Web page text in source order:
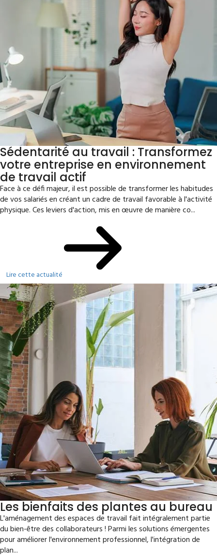
Sédentarité au travail : Transformez
votre entreprise en environnement
de travail actif
Face à ce défi majeur, il est possible de transformer les habitudes
de vos salariés en créant un cadre de travail favorable à l'activité
physique. Ces leviers d'action, mis en œuvre de manière co...
Lire cette actualité
Les bienfaits des plantes au bureau
L'aménagement des espaces de travail fait intégralement partie
du bien-être des collaborateurs ! Parmi les solutions émergentes
pour améliorer l'environnement professionnel, l'intégration de
plan...